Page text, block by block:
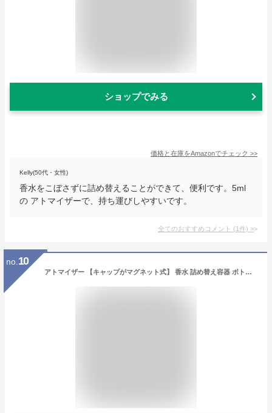
ショップでみる
価格と在庫をAmazonでチェック >>
Kelly(50代・女性)
香水をこぼさずに詰め替えることができて、便利です。5ml
の アトマイザーで、持ち運びしやすいです。
全てのおすすめコメント (1件) >
no. 10
アトマイザー 【キャップがマグネット式】 香水 詰め替え容器 ボトル 底部充填 液漏れない 香水入れ 持ち運び おしゃれ 噴霧器 ケース 香水用 スプレー ワンタッチ補充 変換アダプター付き 通勤 旅行携帯用 (ローズゴールド Rose Gold)